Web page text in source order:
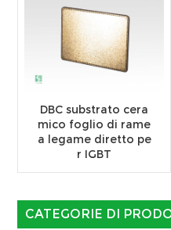
DBC substrato cera
mico foglio di rame
a legame diretto pe
r IGBT
CATEGORIE DI